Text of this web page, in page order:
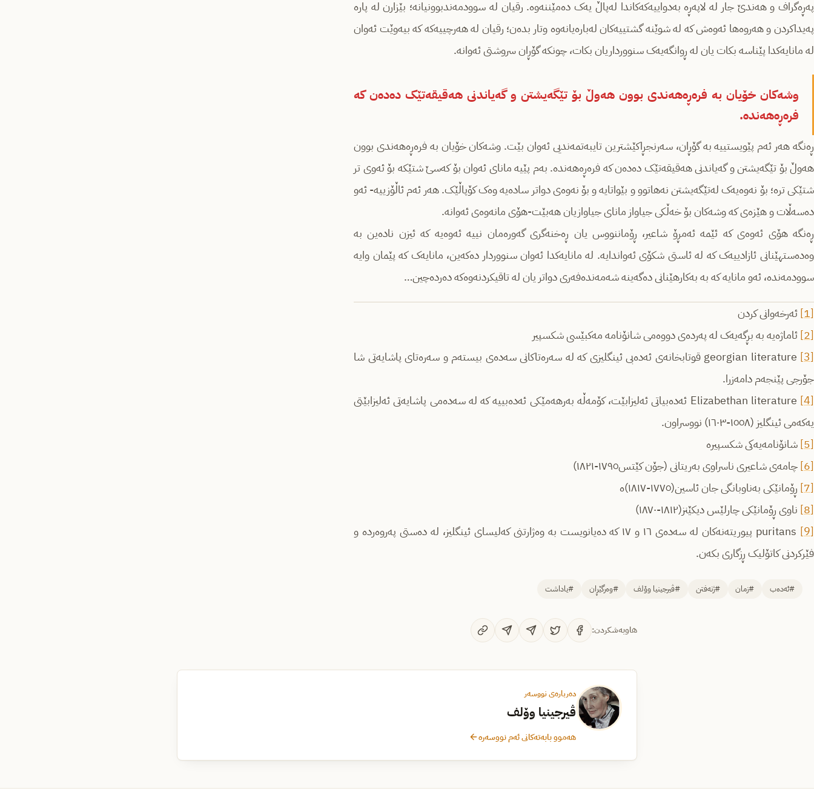
پەڕەگراف و هەندێ جار لە لاپەڕە بەدواییەکەکاندا لەپاڵ یەک دەمێننەوە. رقیان لە سوودمەندبوونیانە؛ بێزارن لە پارە
پەیداکردن و هەروەها ئەوەش کە لە شوێنە گشتییەکان لەبارەیانەوە وتار بدەن؛ رقیان لە هەرچییەکە کە بیەوێت ئەوان
لە مانایەکدا پێناسە بکات یان لە ڕوانگەیەک سنوورداریان بکات، چونکە گۆڕان سروشتی ئەوانە.
وشەکان خۆیان بە فرەڕەهەندی بوون هەوڵ بۆ تێگەیشتن و گەیاندنی هەقیقەتێک دەدەن کە
فرەڕەهەندە.
ڕەنگە هەر ئەم پێویستییە بە گۆڕان، سەرنجڕاکێشترین تایبەتمەندیی ئەوان بێت. وشەکان خۆیان بە فرەڕەهەندی بوون
هەوڵ بۆ تێگەیشتن و گەیاندنی هەقیقەتێک دەدەن کە فرەڕەهەندە. بەم پێیە مانای ئەوان بۆ کەسێ شتێکە بۆ ئەوی تر
شتێکی ترە؛ بۆ نەوەیەک لەتێگەیشتن نەهاتوو و بێواتایە و بۆ نەوەی دواتر سادەیە وەک کۆپاڵێک. هەر ئەم ئاڵۆزییە- ئەو
دەسەڵات و هێزەی کە وشەکان بۆ خەڵکی جیاواز مانای جیاوازیان هەبێت-هۆی مانەوەی ئەوانە.
ڕەنگە هۆی ئەوەی کە ئێمە ئەمڕۆ شاعیر، ڕۆماننووس یان ڕەخنەگری گەورەمان نییە ئەوەیە کە ئیزن نادەین بە
وەدەستهێنانی ئازادییەک کە لە ئاستی شکۆی ئەواندایە. لە مانایەکدا ئەوان سنووردار دەکەین، مانایەک کە پێمان وایە
سوودمەندە، ئەو مانایە کە بە بەکارهێنانی دەگەینە شەمەندەفەری دواتر یان لە تاقیکردنەوەکە دەردەچین…
[1]
ئەرخەوانی کردن
[2]
ئاماژەیە بە بڕگەیەک لە پەردەی دووەمی شانۆنامە مەکبێسی شکسپیر
[3]
georgian literature قوتابخانەی ئەدەبی ئینگلیزی کە لە سەرەتاکانی سەدەی بیستەم و سەرەتای پاشایەتی شا
جۆرجی پێنجەم دامەزرا.
[4]
Elizabethan literature ئەدەبیاتی ئەلیزابێت، کۆمەڵە بەرهەمێکی ئەدەبییە کە لە سەدەمی پاشایەتی ئەلیزابێتی
یەکەمی ئینگلیز (١٥٥٨-١٦٠٣) نووسراون.
[5]
شانۆنامەیەکی شکسپیرە
[6]
چامەی شاعیری ناسراوی بەریتانی (جۆن کێتس١٧٩٥-١٨٢١)
[7]
ڕۆمانێکی بەناوبانگی جان ئاسین(١٧٧٥-١٨١٧)ە
[8]
ناوی ڕۆمانێکی چارلێس دیکێنز(١٨١٢-١٨٧٠)
[9]
puritans پیوریتەنەکان لە سەدەی ١٦ و ١٧ کە دەیانویست بە وەژارتنی کەلیسای ئینگلیز، لە دەستی پەروەردە و
فێرکردنی کاتۆلیک ڕزگاری بکەن.
#ئەدەب #زمان #ژنەفتن #ڤیرجینیا وۆلف #وەرگێڕان #یاداشت
هاوبەشکردن:
دەربارەی نووسەر
ڤیرجینیا وۆلف
هەموو بابەتەکانی ئەم نووسەرە